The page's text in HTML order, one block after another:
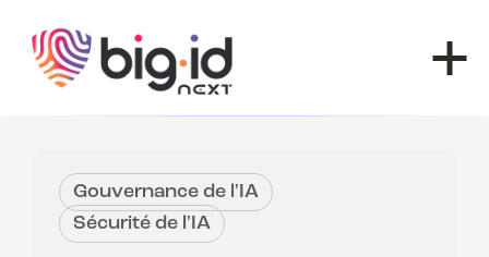
Gouvernance de l'IA
Sécurité de l'IA